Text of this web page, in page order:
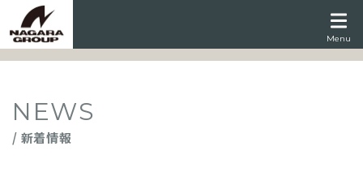
Menu
NEWS
/ 新着情報